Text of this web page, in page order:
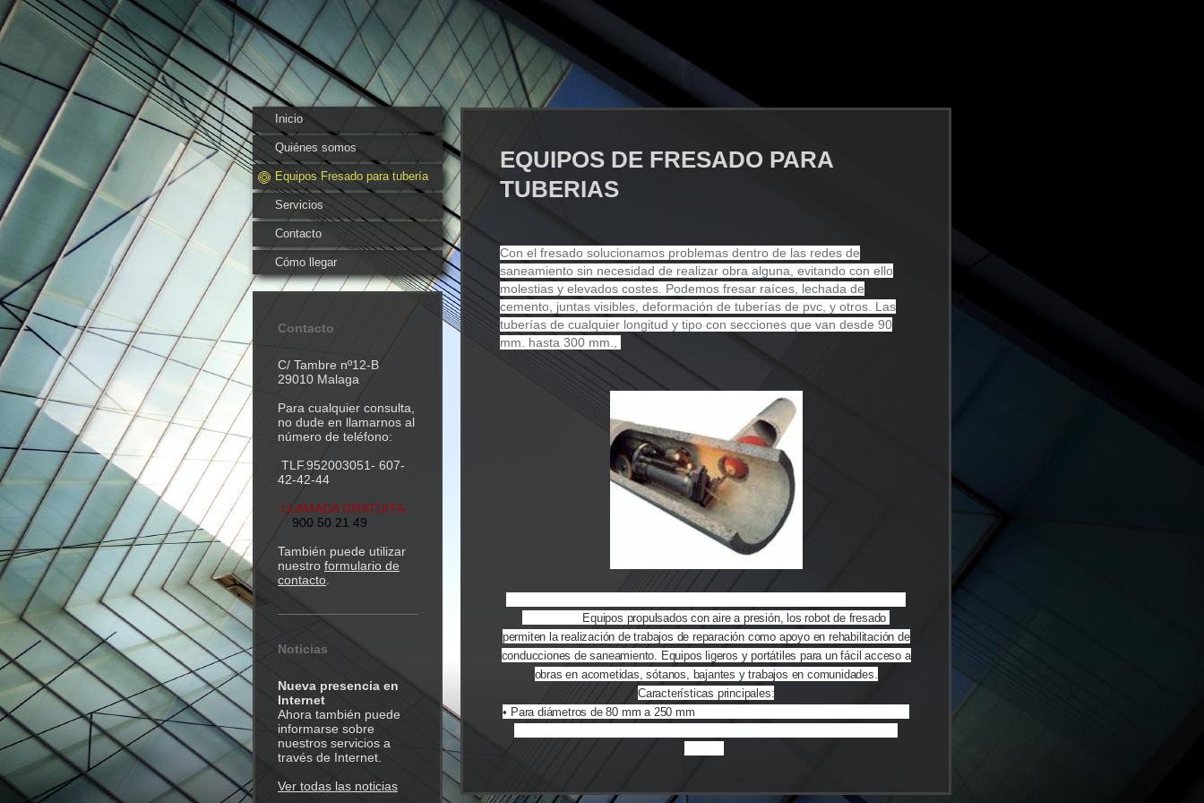
Inicio
Quiénes somos
Equipos Fresado para tubería
Servicios
Contacto
Cómo llegar
Contacto
C/ Tambre nº12-B
29010 Malaga
Para cualquier consulta,
no dude en llamarnos al
número de teléfono:
TLF.952003051- 607-
42-42-44
LLAMADA GRATUITA-
900 50 21 49
También puede utilizar
nuestro formulario de
contacto
Noticias
Nueva presencia en
Internet
Ahora también puede
informarse sobre
nuestros servicios a
través de Internet.
Ver todas las noticias
EQUIPOS DE FRESADO PARA
TUBERIAS
Con el fresado solucionamos problemas dentro de las redes de
saneamiento sin necesidad de realizar obra alguna, evitando con ello
molestias y elevados costes. Podemos fresar raíces, lechada de
cemento, juntas visibles, deformación de tuberías de pvc, y otros. Las
tuberías de cualquier longitud y tipo con secciones que van desde 90
mm. hasta 300 mm.,
Equipos propulsados con aire a presión, los robot de fresado
permiten la realización de trabajos de reparación como apoyo en rehabilitación de
conducciones de saneamiento. Equipos ligeros y portátiles para un fácil acceso a
obras en acometidas, sótanos, bajantes y trabajos en comunidades.
Características principales:
• Para diámetros de 80 mm a 250 mm